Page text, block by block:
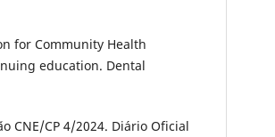
for Community Health
education. Dental
CNE/CP 4/2024. Diário Oficial